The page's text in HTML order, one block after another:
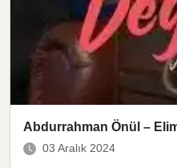
Abdurrahman Önül –
03 Aralık 2024